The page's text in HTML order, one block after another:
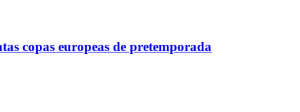
copas europeas de pretemporada